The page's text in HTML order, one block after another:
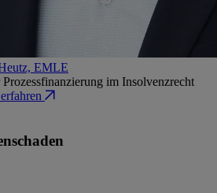
EMLE
im Insolvenzrecht